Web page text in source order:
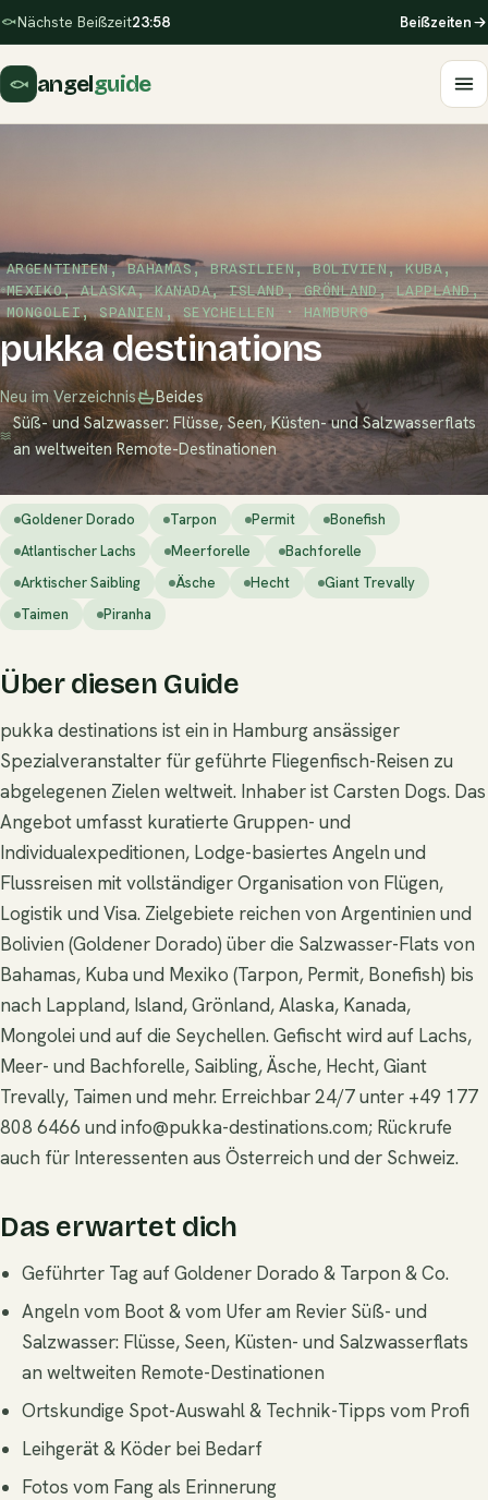
Nächste Beißzeit23:58 Beißzeiten
angelguide
ARGENTINIEN, BAHAMAS, BRASILIEN, BOLIVIEN, KUBA,
MEXIKO, ALASKA, KANADA, ISLAND, GRÖNLAND, LAPPLAND,
MONGOLEI, SPANIEN, SEYCHELLEN · HAMBURG
pukka destinations
Neu im Verzeichnis
Beides
Süß- und Salzwasser: Flüsse, Seen, Küsten- und Salzwasserflats
an weltweiten Remote-Destinationen
Goldener Dorado Tarpon Permit
Bonefish
Atlantischer Lachs
Meerforelle
Bachforelle
Arktischer Saibling
Äsche Hecht
Giant Trevally
Taimen
Piranha
Über diesen Guide
pukka destinations ist ein in Hamburg ansässiger
Spezialveranstalter für geführte Fliegenfisch-Reisen zu
abgelegenen Zielen weltweit. Inhaber ist Carsten Dogs. Das
Angebot umfasst kuratierte Gruppen- und
Individualexpeditionen, Lodge-basiertes Angeln und
Flussreisen mit vollständiger Organisation von Flügen,
Logistik und Visa. Zielgebiete reichen von Argentinien und
Bolivien (Goldener Dorado) über die Salzwasser-Flats von
Bahamas, Kuba und Mexiko (Tarpon, Permit, Bonefish) bis
nach Lappland, Island, Grönland, Alaska, Kanada,
Mongolei und auf die Seychellen. Gefischt wird auf Lachs,
Meer- und Bachforelle, Saibling, Äsche, Hecht, Giant
Trevally, Taimen und mehr. Erreichbar 24/7 unter +49 177
808 6466 und info@pukka-destinations.com; Rückrufe
auch für Interessenten aus Österreich und der Schweiz.
Das erwartet dich
Geführter Tag auf Goldener Dorado & Tarpon & Co.
Angeln vom Boot & vom Ufer am Revier Süß- und
Salzwasser: Flüsse, Seen, Küsten- und Salzwasserflats
an weltweiten Remote-Destinationen
Ortskundige Spot-Auswahl & Technik-Tipps vom Profi
Leihgerät & Köder bei Bedarf
Fotos vom Fang als Erinnerung